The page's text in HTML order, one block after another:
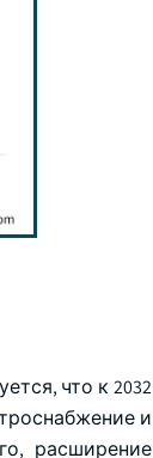
что к 2032
и
расширение